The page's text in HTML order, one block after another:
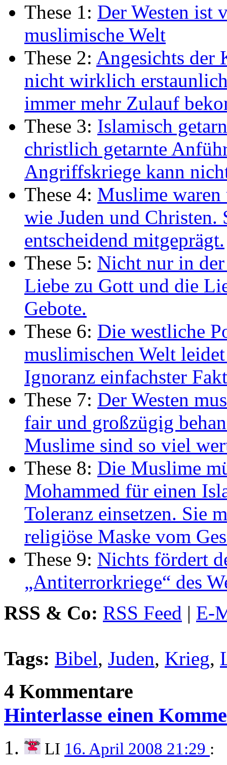
These 1: Der Westen ist
muslimische Welt
These 2: Angesichts der
nicht wirklich
immer mehr Zulauf
These 3: Islamisch
christlich getarnte
Angriffskriege kann
These 4: Muslime waren
wie Juden und
entscheidend mitgeprägt.
These 5: Nicht nur in
Liebe zu Gott und die
Gebote.
These 6: Die westliche
muslimischen Welt
Ignoranz einfachster
These 7: Der Westen
fair und großzügig
Muslime sind so viel
These 8: Die Muslime
Mohammed für einen
Toleranz einsetzen. Sie
religiöse Maske vom
These 9: Nichts fördert
„Antiterrorkriege“ des
RSS & Co: RSS Feed | E-
Tags: Bibel, Juden, Krieg,
4 Kommentare
Hinterlasse einen
LI 16. April 2008 21:29 :